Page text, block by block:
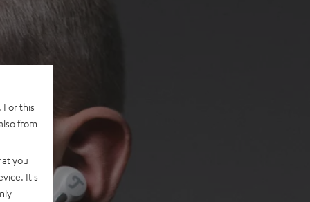
this
from
you
It's